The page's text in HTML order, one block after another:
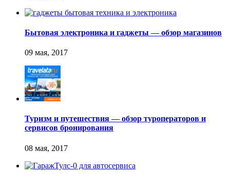
Бытовая электроника и гаджеты — обзор магазинов
Туризм и путешествия — обзор туроператоров и
сервисов бронирования